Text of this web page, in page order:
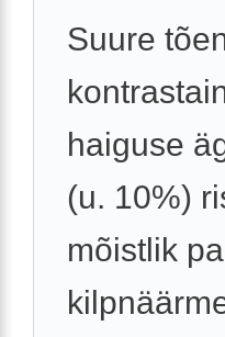
Suure
haiguse
(u. 10%)
mõistlik